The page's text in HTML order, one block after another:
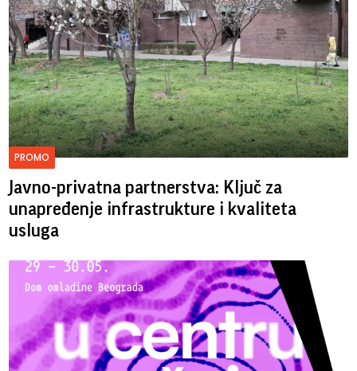
PROMO
Javno-privatna partnerstva: Ključ za
unapređenje infrastrukture i kvaliteta
usluga